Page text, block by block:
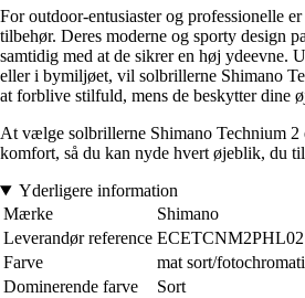
For outdoor-entusiaster og professionelle
tilbehør. Deres moderne og sporty design
samtidig med at de sikrer en høj ydeevne.
eller i bymiljøet, vil solbrillerne Shimano
at forblive stilfuld, mens de beskytter dine
At vælge solbrillerne Shimano Technium
komfort, så du kan nyde hvert øjeblik, du
Yderligere information
Mærke
Shimano
Leverandør reference ECETCNM2PHL02
Farve
mat sort/
Dominerende farve
Sort